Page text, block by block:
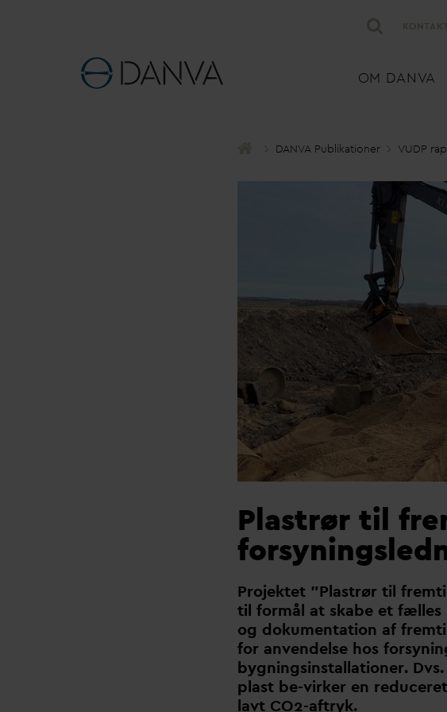
OM DANVA
DANVA Publikationer VUDP
Plastrør til
Projektet ”Plastrør til
til formål at skabe et
og dokumentation af
for anvendelse hos
bygningsinstallationer.
plast be-virker en
lavt CO2-aftryk.